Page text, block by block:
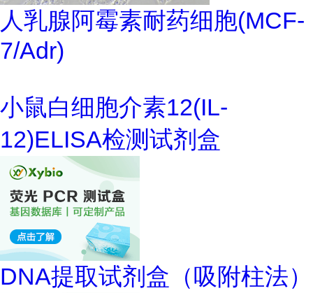
人乳腺阿霉素耐药细胞(MCF-
7/Adr)
小鼠白细胞介素12(IL-
12)ELISA检测试剂盒
DNA提取试剂盒（吸附柱法）